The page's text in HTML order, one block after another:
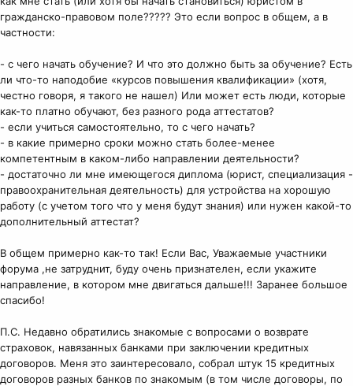
гражданско-правовом поле????? Это если вопрос в общем, а в
частности:
- с чего начать обучение? И что это должно быть за обучение? Есть
ли что-то наподобие «курсов повышения квалификации» (хотя,
честно говоря, я такого не нашел) Или может есть люди, которые
как-то платно обучают, без разного рода аттестатов?
- если учиться самостоятельно, то с чего начать?
- в какие примерно сроки можно стать более-менее
компетентным в каком-либо направлении деятельности?
- достаточно ли мне имеющегося диплома (юрист, специализация -
правоохранительная деятельность) для устройства на хорошую
работу (с учетом того что у меня будут знания) или нужен какой-то
дополнительный аттестат?
В общем примерно как-то так! Если Вас, Уважаемые участники
форума ,не затруднит, буду очень признателен, если укажите
направление, в котором мне двигаться дальше!!! Заранее большое
спасибо!
П.С. Недавно обратились знакомые с вопросами о возврате
страховок, навязанных банками при заключении кредитных
договоров. Меня это заинтересовало, собрал штук 15 кредитных
договоров разных банков по знакомым (в том числе договоры, по